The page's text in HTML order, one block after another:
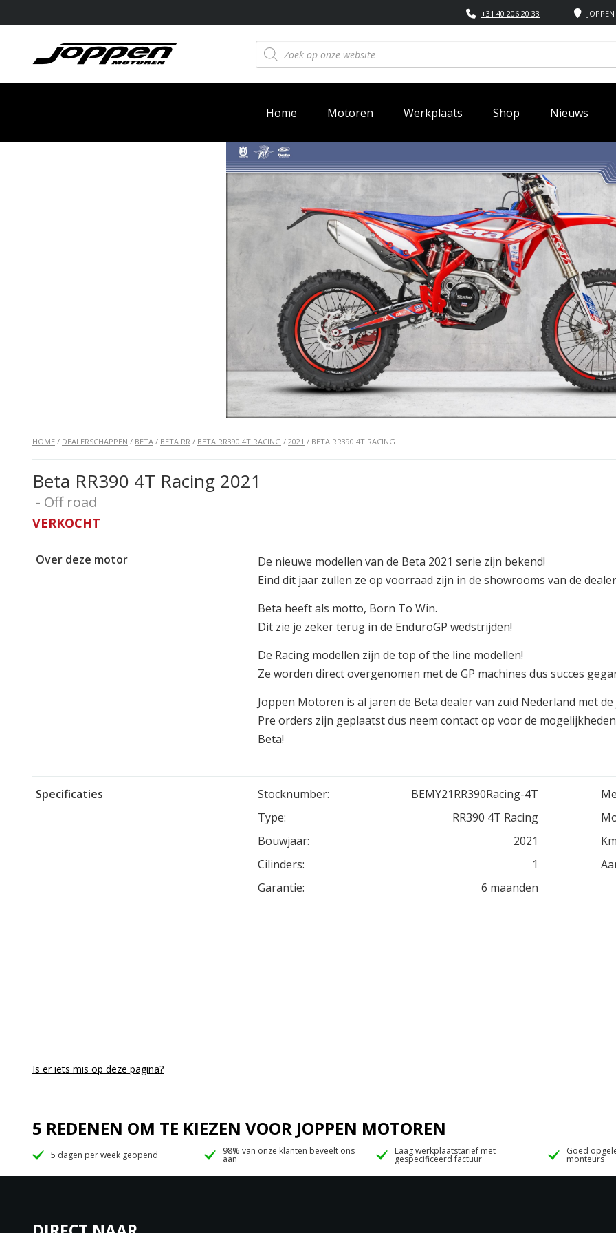
+31 40 206 20 33
Producten
zoeken
Home Motoren Werkplaats Shop Nieuws
HOME / DEALERSCHAPPEN / BETA / BETA RR / BETA RR390 4T RACING / 2021 / BETA RR390 4T RACING
Beta RR390 4T Racing 2021
- Off road
VERKOCHT
Over deze motor
De nieuwe modellen van de Beta 2021 serie zijn bekend!
Eind dit jaar zullen ze op voorraad zijn in de showrooms van de
Beta heeft als motto, Born To Win.
Dit zie je zeker terug in de EnduroGP wedstrijden!
De Racing modellen zijn de top of the line modellen!
Ze worden direct overgenomen met de GP machines dus succes
Joppen Motoren is al jaren de Beta dealer van zuid Nederland met
Pre orders zijn geplaatst dus neem contact op voor de
Beta!
Specificaties Stocknumber: BEMY21RR390Racing-4T
Type:
RR390 4T Racing
Bouwjaar:
2021
Cilinders:
1
Garantie:
6 maanden
Is er iets mis op deze pagina?
5 REDENEN OM TE KIEZEN VOOR JOPPEN MOTOREN
5 dagen per week geopend 98% van onze klanten beveelt ons
aan
Laag werkplaatstarief met
gespecificeerd factuur
Goed
monteurs